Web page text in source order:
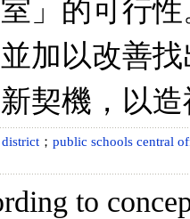
」的可行
加以改善
契機，以
； public schools central
to